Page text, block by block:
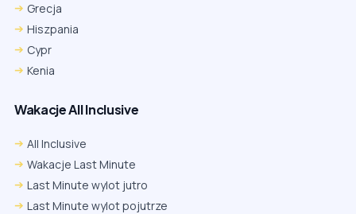
Grecja
Hiszpania
Cypr
Kenia
Wakacje All Inclusive
All Inclusive
Wakacje Last Minute
Last Minute wylot jutro
Last Minute wylot pojutrze